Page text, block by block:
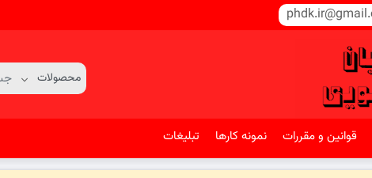
قوانین و مقررات نمونه کارها تبلیغات